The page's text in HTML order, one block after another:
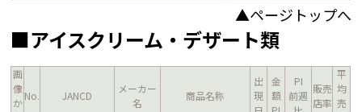
▲ページトップへ
■アイスクリーム・デザート類
画
像
か
No. JANCD
メーカー
名
商品名称
出
現
金
額
PI
前週
販売
店率
平
均
売